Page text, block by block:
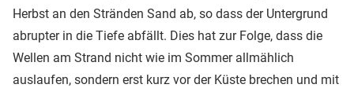
Herbst an den Stränden Sand ab, so dass der Untergrund
abrupter in die Tiefe abfällt. Dies hat zur Folge, dass die
Wellen am Strand nicht wie im Sommer allmählich
auslaufen, sondern erst kurz vor der Küste brechen und mit